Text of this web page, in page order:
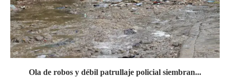
Ola de robos y débil patrullaje policial siembran...